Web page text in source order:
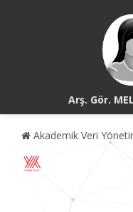
Arş. Gör.
Akademik Veri